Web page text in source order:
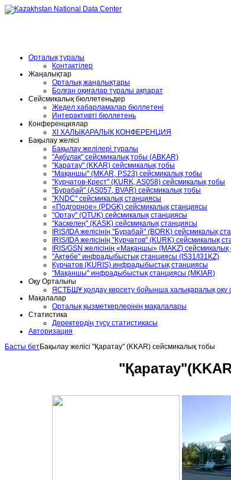
Орталық туралы
Контактілер
Жаңалықтар
Орталық жаңалықтары
Болған оқиғалар туралы ақпарат
Сейсмикалық бюллетеньдер
Жедел хабарламалар бюллетені
Интерактивті бюллетень
Конференциялар
XІ ХАЛЫҚАРАЛЫҚ КОНФЕРЕНЦИЯ
Бақылау желісі
Бақылау желілері туралы
"Ақбұлақ" сейсмикалық тобы (ABKAR)
"Қаратау" (KKAR) сейсмикалық тобы
"Мақаншы" (MKAR, PS23) сейсмикалық тобы
"Курчатов-Крест" (KURK, AS058) сейсмикалық тобы
"Бурабай" (AS057, BVAR) сейсмикалық тобы
"KNDC" сейсмикалық станциясы
«Подгорное» (PDGK) сейсмикалық станциясы
"Ортау" (OTUK) сейсмикалық станциясы
"Қаскелең" (KASK) сейсмикалық станциясы
IRIS/IDA желісінің "Бурабай" (BORK) сейсмикалық
IRIS/IDA желісінің "Курчатов" (KURK) сейсмикалық
IRIS/GSN желісінің «Мақаншы» (MAKZ)
"Ақтөбе" инфрадыбыстық станциясы (IS31/I31KZ)
Курчатов (KURIS) инфрадыбыстық станциясы
"Мақаншы" инфрадыбыстық станциясы (MKIAR)
Оқу Орталығы
ЯСТБШҰ қолдау көрсету бойынша халықаралық
Мақалалар
Орталық қызметкерлерінің мақалалары
Статистика
Деректердің түсу статистикасы
Авторизация
Басты бетБақылау желісі "Қаратау" (KKAR) сейсмикалық тобы
"Қаратау"